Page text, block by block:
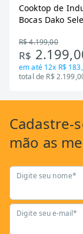
Cooktop de
Bocas Dako
R$ 4.199,00
R$
em até 12x R$
total de R$
Cadastre-
mão as
Digite seu nome*
Digite seu e-mail*